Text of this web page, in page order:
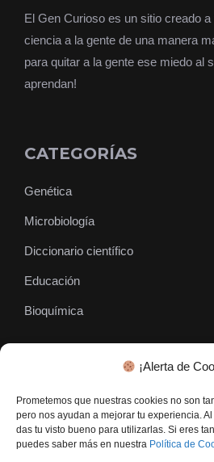
¡Alerta de
Prometemos que nuestras cookies no son
pero nos ayudan a mejorar tu experiencia.
das tu visto bueno para utilizarlas. Si eres
puedes saber más en nuestra Política de
El Gen Curioso es un sitio creado
ciencia a la gente de una manera
para quitar a la gente ese miedo al
aprendan!
CATEGORÍAS
Genética
Microbiología
Diccionario científico
Educación
Bioquímica